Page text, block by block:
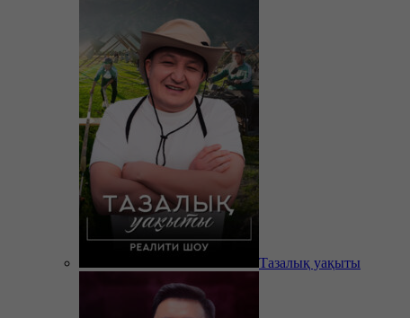
Тазалық уақыты